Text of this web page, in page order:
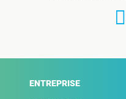
ENTREPRISE